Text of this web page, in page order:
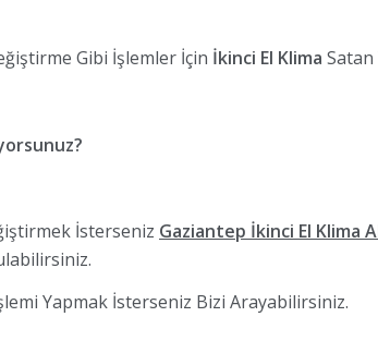
Gibi İşlemler İçin İkinci El Klima
İsterseniz Gaziantep İkinci El Klima
Yapmak İsterseniz Bizi Arayabilirsiniz.